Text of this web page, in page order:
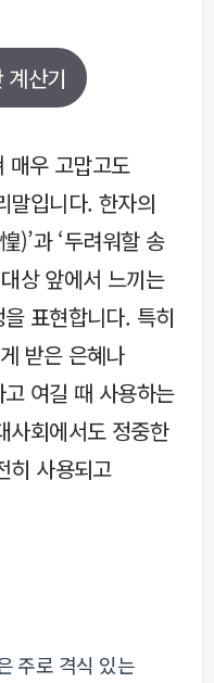
계산기
매우 고맙고도
말입니다. 한자의
)’과 ‘두려워할 송
상 앞에서 느끼는
표현합니다. 특히
받은 은혜나
여길 때 사용하는
사회에서도 정중한
히 사용되고
주로 격식 있는